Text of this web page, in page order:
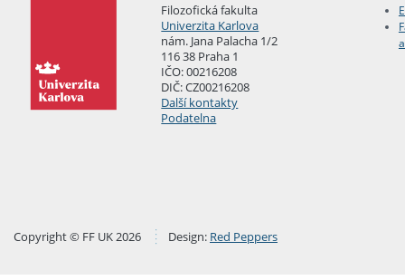
Filozofická fakulta
Univerzita Karlova
nám. Jana Palacha 1/2
116 38 Praha 1
IČO: 00216208
DIČ: CZ00216208
Další kontakty
Podatelna
Copyright © FF UK 2026 Design: Red Peppers